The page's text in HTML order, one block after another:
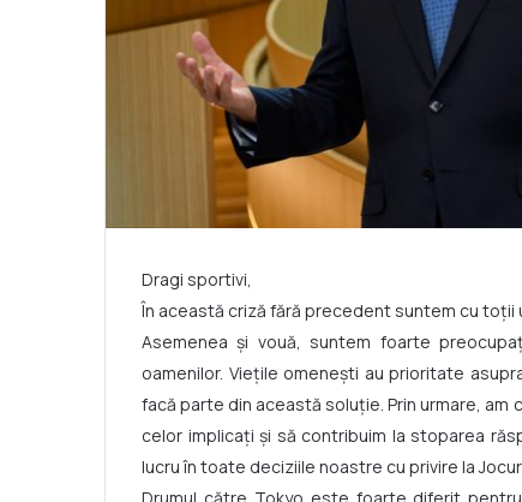
Dragi sportivi,
În această criză fără precedent suntem cu toții
Asemenea și vouă, suntem foarte
oamenilor. Viețile omenești au prioritate
facă parte din această soluție. Prin urmare,
celor implicați și să contribuim la stoparea
lucru în toate deciziile noastre cu privire la